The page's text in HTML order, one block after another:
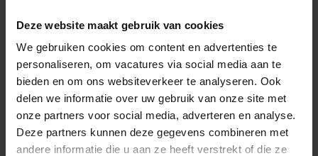
Deze website maakt gebruik van cookies
We gebruiken cookies om content en advertenties te
personaliseren, om vacatures via social media aan te
bieden en om ons websiteverkeer te analyseren. Ook
delen we informatie over uw gebruik van onze site met
onze partners voor social media, adverteren en analyse.
Deze partners kunnen deze gegevens combineren met
andere informatie die u aan ze heeft verstrekt of die ze
Consulent). Samen met hen hoor je bij de afdeling HR
die nog verder bestaat uit HR Services (5
medewerkers HR en Salarisadministratie en 2
Functioneel Beheerders) en Duurzame inzetbaarheid
& Vitaliteit (1 Adviseur DIVI en 1 Verzuimconsulent). De
afdeling HR wordt aangestuurd door een
teammanager MO&O en valt binnen het cluster Mens,
Organisatie en Ontwikkeling (MO&O).